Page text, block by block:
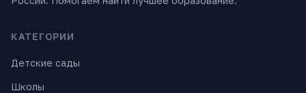
КАТЕГОРИИ
Детские сады
Школы